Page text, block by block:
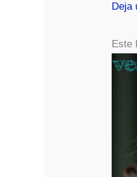
Deja
Este